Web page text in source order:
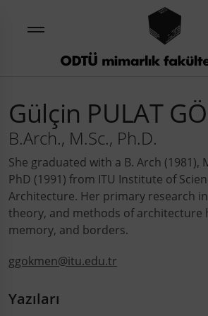
Gülçin PULAT
B.Arch., M.Sc., Ph.D.
She graduated with a B. Arch (1981),
PhD (1991) from ITU Institute of
Architecture. Her primary research
theory, and methods of architecture
memory, and borders.
ggokmen@itu.edu.tr
Yazıları